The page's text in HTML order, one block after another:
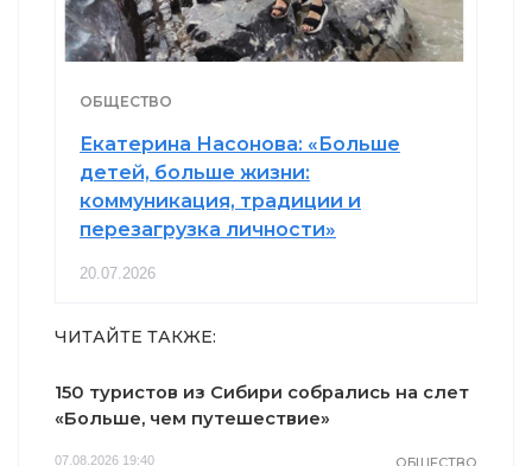
ОБЩЕСТВО
Екатерина Насонова: «Больше
детей, больше жизни:
коммуникация, традиции и
перезагрузка личности»
20.07.2026
ЧИТАЙТЕ ТАКЖЕ:
150 туристов из Сибири собрались на слет
«Больше, чем путешествие»
07.08.2026 19:40 ОБЩЕСТВО